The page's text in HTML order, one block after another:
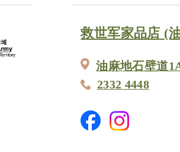
救世军家品店 (
油麻地石壁道
2332 4448